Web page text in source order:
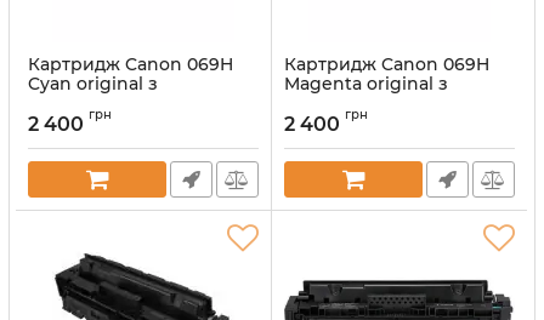
Картридж Canon 069H
Cyan original з
Артикул: vost069HC
2 400 грн
Картридж Canon 069H
Magenta original з
Артикул: vost069HM
2 400 грн